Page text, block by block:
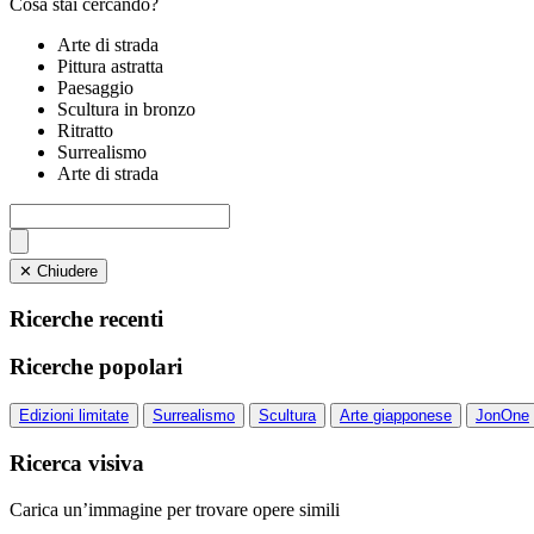
Cosa stai cercando?
Arte di strada
Pittura astratta
Paesaggio
Scultura in bronzo
Ritratto
Surrealismo
Arte di strada
✕ Chiudere
Ricerche recenti
Ricerche popolari
Edizioni limitate Surrealismo Scultura Arte giapponese JonOne
Ricerca visiva
Carica un’immagine per trovare opere simili